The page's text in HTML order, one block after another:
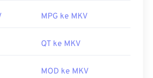
MPG ke MKV
QT ke MKV
MOD ke MKV